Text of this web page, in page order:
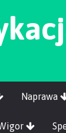
Naprawa